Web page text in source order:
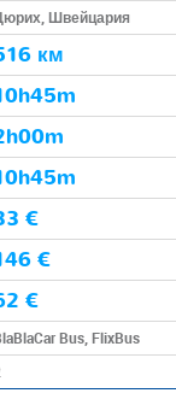
Швейцария
км
€
€
€
Bus, FlixBus